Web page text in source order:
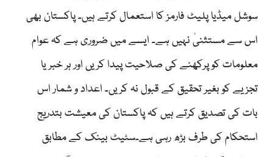
سوشل میڈیا پلیٹ فارمز کا استعمال کرتے ہیں۔ پاکستان بھی
اس سے مستثنیٰ نہیں ہے۔ ایسے میں ضروری ہے کہ عوام
معلومات کو پرکھنے کی صلاحیت پیدا کریں اور ہر خبر یا
تجزیے کو بغیر تحقیق کے قبول نہ کریں۔ اعداد و شمار اس
بات کی تصدیق کرتے ہیں کہ پاکستان کی معیشت بتدریج
استحکام کی طرف بڑھ رہی ہے۔سٹیٹ بینک کے مطابق